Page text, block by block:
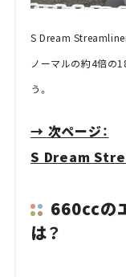
S Dream
ノーマルの約4倍の
う。
→ 次ページ：
S Dream
660ccの
は？